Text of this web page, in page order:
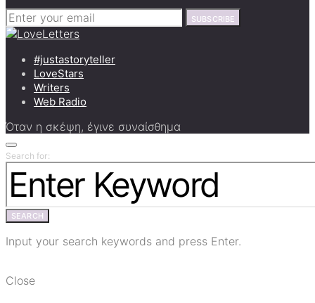
SUBSCRIBE
#justastoryteller
LoveStars
Writers
Web Radio
Όταν η σκέψη, έγινε συναίσθημα
Search for:
SEARCH
Input your search keywords and press Enter.
Close